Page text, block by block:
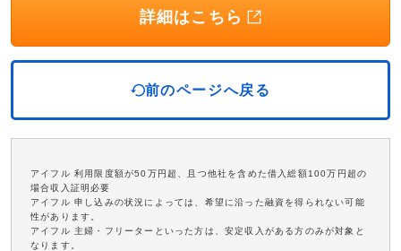
詳細はこちら
前のページへ戻る
アイフル 利用限度額が50万円超、且つ他社を含めた借入総額100万円超の
場合収入証明必要
アイフル 申し込みの状況によっては、希望に沿った融資を得られない可能
性があります。
アイフル 主婦・フリーターといった方は、安定収入がある方のみが対象と
なります。